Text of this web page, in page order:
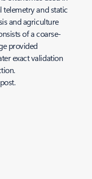
telemetry and static
and agriculture
of a coarse-
provided
exact validation